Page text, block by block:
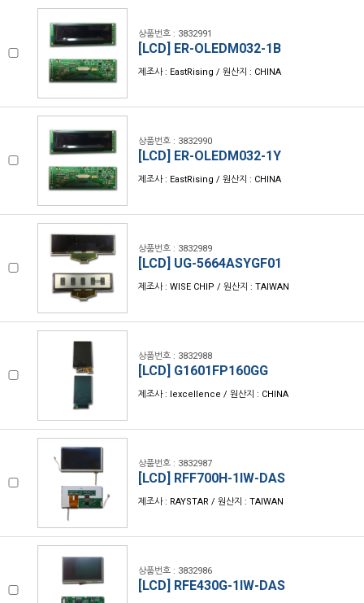
상품번호 : 3832991
[LCD] ER-OLEDM032-1B
제조사 : EastRising / 원산지 : CHINA
상품번호 : 3832990
[LCD] ER-OLEDM032-1Y
제조사 : EastRising / 원산지 : CHINA
상품번호 : 3832989
[LCD] UG-5664ASYGF01
제조사 : WISE CHIP / 원산지 : TAIWAN
상품번호 : 3832988
[LCD] G1601FP160GG
제조사 : Iexcellence / 원산지 : CHINA
상품번호 : 3832987
[LCD] RFF700H-1IW-DAS
제조사 : RAYSTAR / 원산지 : TAIWAN
상품번호 : 3832986
[LCD] RFE430G-1IW-DAS